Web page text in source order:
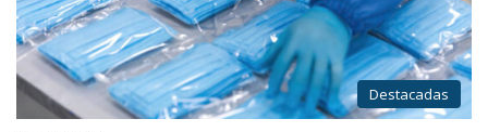
Destacadas